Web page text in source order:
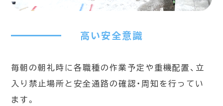
高い安全意識
毎朝の朝礼時に各職種の作業予定や重機配置、立
入り禁止場所と安全通路の確認・周知を行ってい
ます。